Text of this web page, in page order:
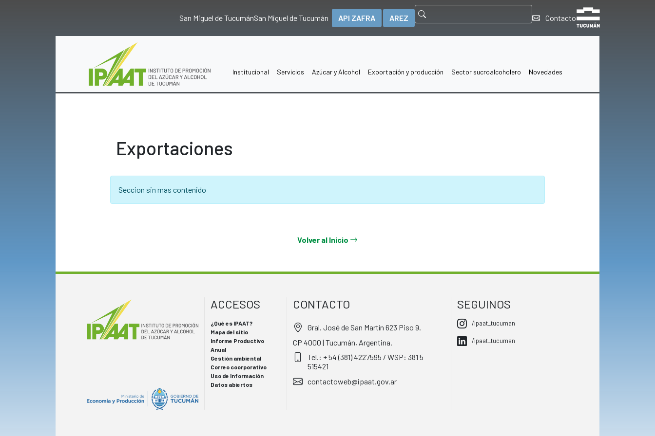
San Miguel de TucumánSan Miguel de Tucumán API ZAFRA AREZ Contacto
Institucional Servicios Azúcar y Alcohol Exportación y producción Sector sucroalcoholero Novedades
Exportaciones
Seccion sin mas contenido
Volver al Inicio
ACCESOS
¿Qué es IPAAT?
Mapa del sitio
Informe Productivo
Anual
Gestión ambiental
Correo coorporativo
Uso de Información
Datos abiertos
CONTACTO
Gral. José de San Martín 623 Piso 9.
CP 4000 | Tucumán, Argentina.
Tel.: + 54 (381) 4227595 / WSP: 381 5
515421
contactoweb@ipaat.gov.ar
SEGUINOS
/ipaat_tucuman
/ipaat_tucuman